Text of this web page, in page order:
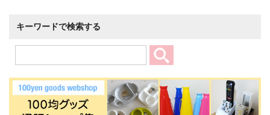
キーワードで検索する